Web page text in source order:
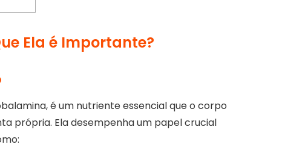
Ela é Importante?
é um nutriente essencial que o corpo
própria. Ela desempenha um papel crucial